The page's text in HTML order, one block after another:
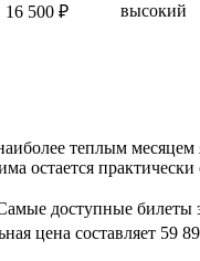
16 500 ₽ высокий
теплым месяцем
остается практически
доступные
цена составляет 59